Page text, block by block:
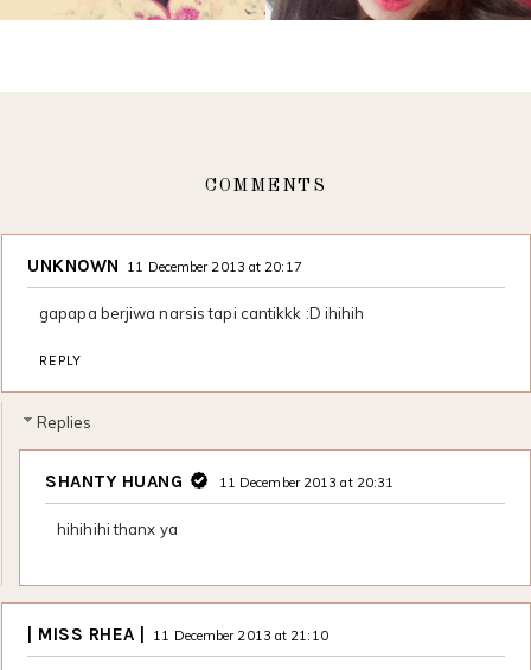
COMMENTS
UNKNOWN 11 December 2013 at 20:17
gapapa berjiwa narsis tapi cantikkk :D ihihih
REPLY
Replies
SHANTY HUANG 11 December 2013 at 20:31
hihihihi thanx ya
| MISS RHEA | 11 December 2013 at 21:10